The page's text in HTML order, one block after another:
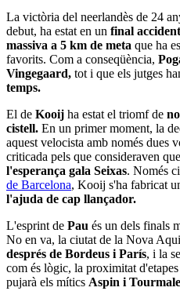
La victòria del neerlandès de 24
debut, ha estat en un final
massiva a 5 km de meta que ha
favorits. Com a conseqüència,
Vingegaard, tot i que els jutges
temps.
El de Kooij ha estat el triomf de
cistell. En un primer moment, la
aquest velocista amb només dues
criticada pels que consideraven que
l'esperança gala Seixas. Només
de Barcelona, Kooij s'ha fabricat
l'ajuda de cap llançador.
L'esprint de Pau és un dels finals
No en va, la ciutat de la Nova
després de Bordeus i París, i la
com és lògic, la proximitat
pujarà els mítics Aspin i